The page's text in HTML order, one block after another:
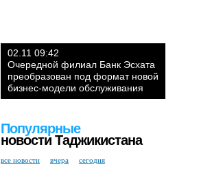
02.11 09:42
Очередной филиал Банк Эсхата
преобразован под формат новой
бизнес-модели обслуживания
Популярные
новости Таджикистана
все новости вчера сегодня